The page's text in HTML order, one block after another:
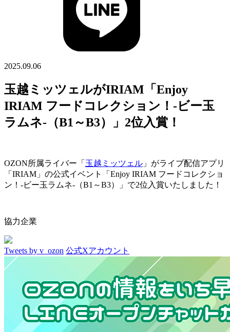
2025.09.06
玉越ミッツェルがIRIAM「Enjoy
IRIAM フードコレクション！-ビー玉
ラムネ-（B1～B3）」2位入賞！
OZON所属ライバー「 玉越ミッツェル 」がライブ配信アプリ
「IRIAM」の公式イベント「Enjoy IRIAM フードコレクショ
ン！-ビー玉ラムネ-（B1～B3）」で2位入賞いたしました！
協力企業
Tweets by v_ozon 公式Xアカウント